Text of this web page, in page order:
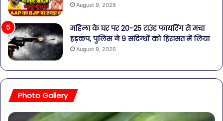
August 9, 2026
महिला के घर पर 20-25 राउंड फायरिंग से मचा
हड़कंप, पुलिस ने 9 संदिग्धों को हिरासत में लिया
August 9, 2026
Photo Gallery
पेट